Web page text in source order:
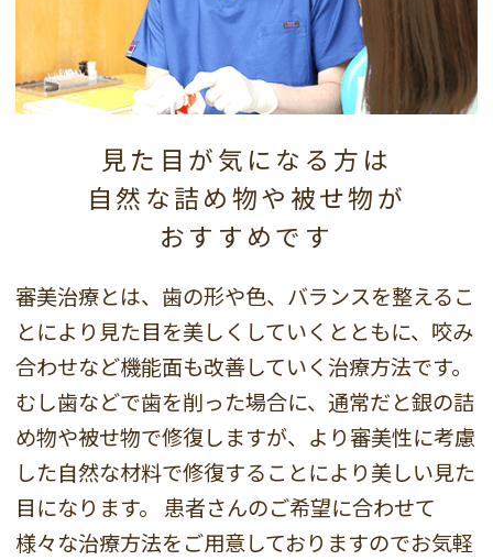
見た目が気になる方は
自然な詰め物や被せ物が
おすすめです
審美治療とは、歯の形や色、バランスを整えるこ
とにより見た目を美しくしていくとともに、咬み
合わせなど機能面も改善していく治療方法です。
むし歯などで歯を削った場合に、通常だと銀の詰
め物や被せ物で修復しますが、より審美性に考慮
した自然な材料で修復することにより美しい見た
目になります。
患者さんのご希望に合わせて
様々な治療方法をご用意しておりますのでお気軽